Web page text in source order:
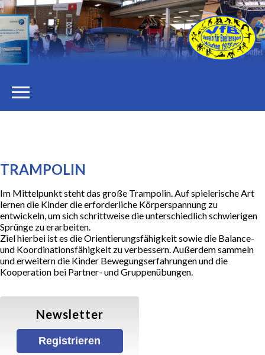
menu
DER VEREIN
Vorstand
Stellenangebote
Mitgliedschaft & Beiträge
Gewalt (PsiG)
Sportprogramm
TRAMPOLIN
Im Mittelpunkt steht das große Trampolin. Auf spielerische Art
lernen die Kinder die erforderliche Körperspannung zu
entwickeln, um sich schrittweise die unterschiedlich schwierigen
Sprünge zu erarbeiten.
Ziel hierbei ist es die Orientierungsfähigkeit sowie die Balance-
und Koordinationsfähigkeit zu verbessern. Außerdem sammeln
und erweitern die Kinder Bewegungserfahrungen und die
Kooperation bei Partner- und Gruppenübungen.
Newsletter
Registrieren